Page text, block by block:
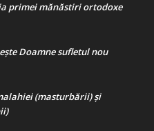
primei mănăstiri ortodoxe
Doamne sufletul nou
(masturbării) şi